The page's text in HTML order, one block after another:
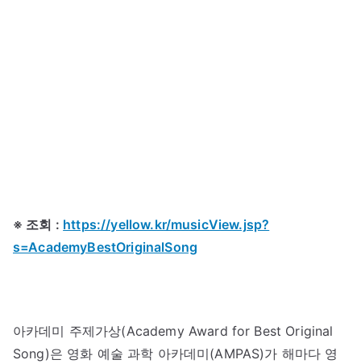
※ 조회 : https://yellow.kr/musicView.jsp?
s=AcademyBestOriginalSong
아카데미 주제가상(Academy Award for Best Original
Song)은 영화 예술 과학 아카데미(AMPAS)가 해마다 영